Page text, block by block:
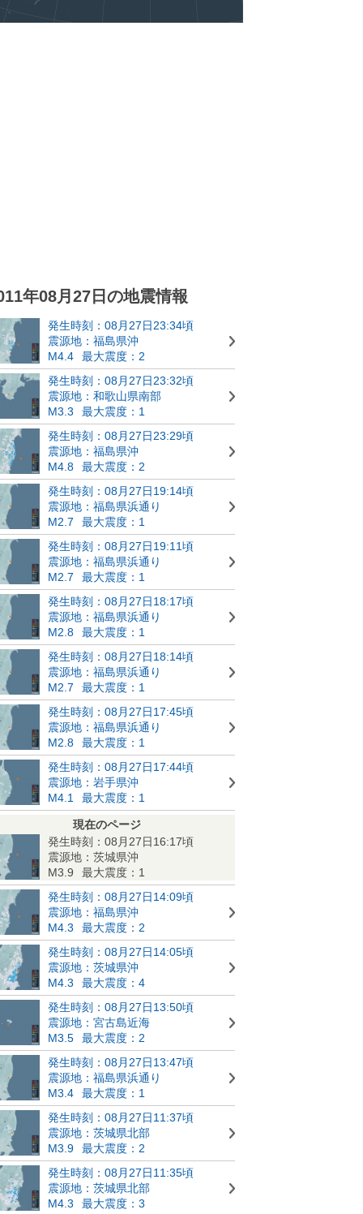
年08月27日の地震情報
発生時刻：08月27日23:34頃
震源地：福島県沖
M4.4
最大震度：2
発生時刻：08月27日23:32頃
震源地：和歌山県南部
M3.3
最大震度：1
発生時刻：08月27日23:29頃
震源地：福島県沖
M4.8
最大震度：2
発生時刻：08月27日19:14頃
震源地：福島県浜通り
M2.7
最大震度：1
発生時刻：08月27日19:11頃
震源地：福島県浜通り
M2.7
最大震度：1
発生時刻：08月27日18:17頃
震源地：福島県浜通り
M2.8
最大震度：1
発生時刻：08月27日18:14頃
震源地：福島県浜通り
M2.7
最大震度：1
発生時刻：08月27日17:45頃
震源地：福島県浜通り
M2.8
最大震度：1
発生時刻：08月27日17:44頃
震源地：岩手県沖
M4.1
最大震度：1
現在のページ
発生時刻：08月27日16:17頃
震源地：茨城県沖
M3.9
最大震度：1
発生時刻：08月27日14:09頃
震源地：福島県沖
M4.3
最大震度：2
発生時刻：08月27日14:05頃
震源地：茨城県沖
M4.3
最大震度：4
発生時刻：08月27日13:50頃
震源地：宮古島近海
M3.5
最大震度：2
発生時刻：08月27日13:47頃
震源地：福島県浜通り
M3.4
最大震度：1
発生時刻：08月27日11:37頃
震源地：茨城県北部
M3.9
最大震度：2
発生時刻：08月27日11:35頃
震源地：茨城県北部
M4.3
最大震度：3